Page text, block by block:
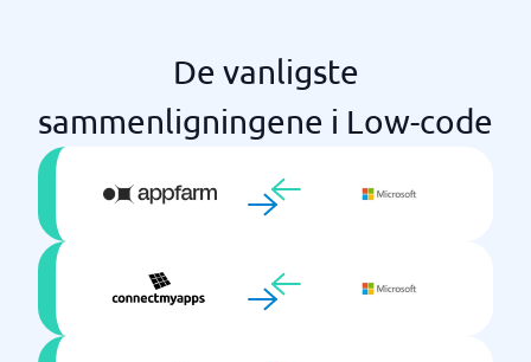
De vanligste
sammenligningene i Low-code